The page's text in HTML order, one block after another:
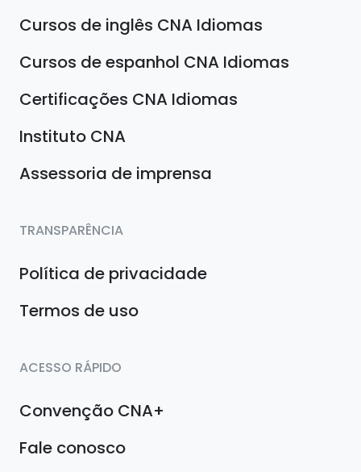
Cursos de inglês CNA Idiomas
Cursos de espanhol CNA Idiomas
Certificações CNA Idiomas
Instituto CNA
Assessoria de imprensa
TRANSPARÊNCIA
Política de privacidade
Termos de uso
ACESSO RÁPIDO
Convenção CNA+
Fale conosco